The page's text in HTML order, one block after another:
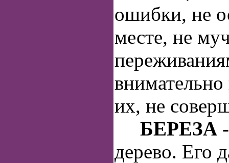
ошибки, не
месте, не
внимательно
их, не
БЕРЕЗА
дерево. Его